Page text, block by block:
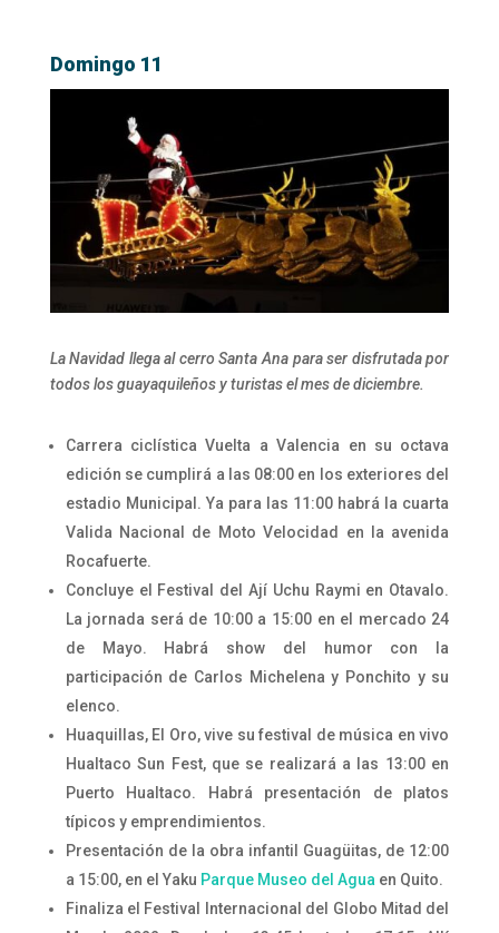
Domingo 11
La Navidad llega al cerro Santa Ana para ser disfrutada por
todos los guayaquileños y turistas el mes de diciembre.
Carrera ciclística Vuelta a Valencia en su octava
edición se cumplirá a las 08:00 en los exteriores del
estadio Municipal. Ya para las 11:00 habrá la cuarta
Valida Nacional de Moto Velocidad en la avenida
Rocafuerte.
Concluye el Festival del Ají Uchu Raymi en Otavalo.
La jornada será de 10:00 a 15:00 en el mercado 24
de Mayo. Habrá show del humor con la
participación de Carlos Michelena y Ponchito y su
elenco.
Huaquillas, El Oro, vive su festival de música en vivo
Hualtaco Sun Fest, que se realizará a las 13:00 en
Puerto Hualtaco. Habrá presentación de platos
típicos y emprendimientos.
Presentación de la obra infantil Guagüitas, de 12:00
a 15:00, en el Yaku Parque Museo del Aguaen Quito.
Finaliza el Festival Internacional del Globo Mitad del